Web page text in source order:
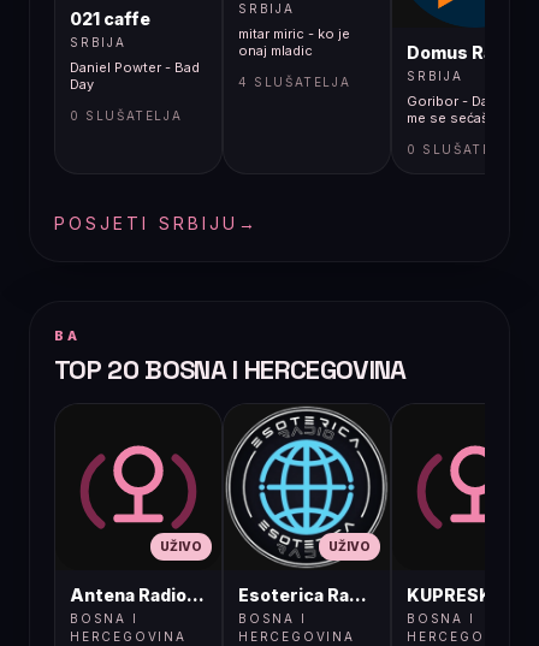
021 caffe
SRBIJA
Daniel Powter - Bad
Day
0 SLUŠATELJA
SRBIJA
mitar miric - ko je
onaj mladic
4 SLUŠATELJA
Domus Radio
SRBIJA
Goribor - Dalajlama
me se sećaš
0 SLUŠATELJA
POSJETI SRBIJU →
BA
TOP 20 BOSNA I HERCEGOVINA
UŽIVO
Antena Radio, Jelah Tešanj
BOSNA I
HERCEGOVINA
UŽIVO
Esoterica Radio S1
BOSNA I
HERCEGOVINA
BOSNA I
HERCEGOVINA